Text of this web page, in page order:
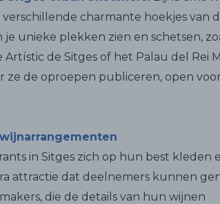
charmante hoekjes van
unieke plekken zien en schetsen,
Artístic de Sitges of het Palau del Rei
ze de oproepen publiceren, open
in Sitges zich op hun best kleden
attractie dat deelnemers kunnen
die de details van hun wijnen